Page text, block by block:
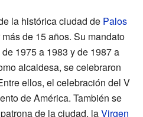
la histórica ciudad de Palos
más de 15 años. Su mandato
1975 a 1983 y de 1987 a
alcaldesa, se celebraron
ellos, el celebración del V
de América. También se
de la ciudad, laVirgen